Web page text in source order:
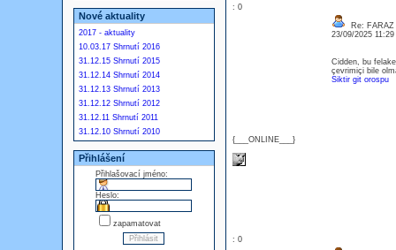
Nové aktuality
2017 - aktuality
10.03.17 Shrnutí 2016
31.12.15 Shrnutí 2015
31.12.14 Shrnutí 2014
31.12.13 Shrnutí 2013
31.12.12 Shrnutí 2012
31.12.11 Shrnutí 2011
31.12.10 Shrnutí 2010
Přihlášení
Přihlašovací jméno:
Heslo:
zapamatovat
: 0
{___ONLINE___}
Re: FARAZ
23/09/2025
Cidden, bu
çevrimiçi bile
Siktir git orospu
: 0